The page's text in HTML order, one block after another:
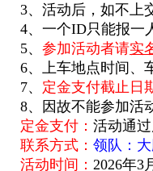
3、活动后，如不上
4、一个ID只能报一
5、 参加活动者请实
6、上车地点时间、
7、 定金支付截止日
8、因故不能参加活
定金支付： 活动通
联系方式： 领队：
活动时间： 2026年3